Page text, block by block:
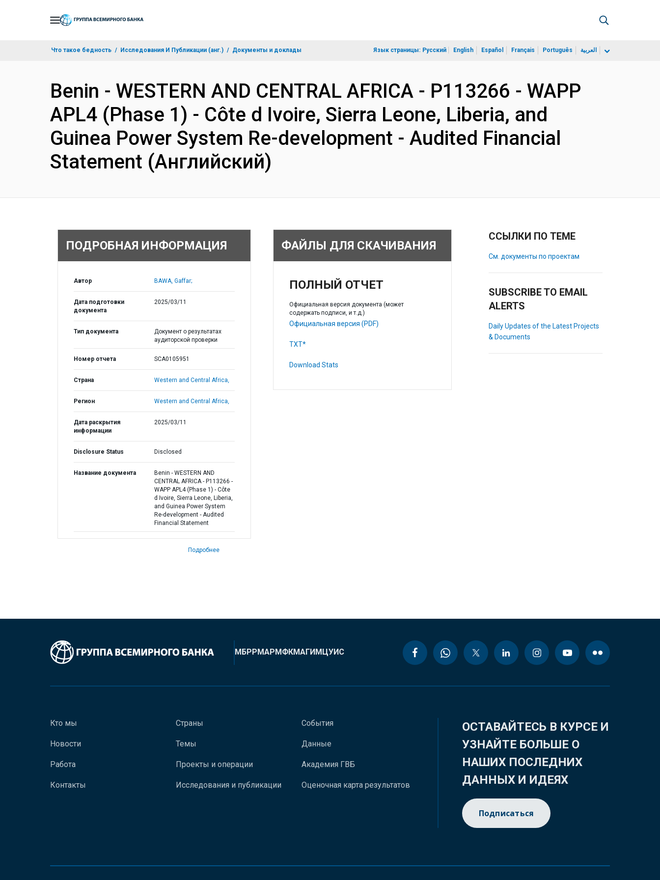
Что такое бедность Исследования И Публикации (анг.) Документы и доклады Язык страницы: Русский English Español Français Português العربية
Benin - WESTERN AND CENTRAL AFRICA - P113266 - WAPP
APL4 (Phase 1) - Côte d Ivoire, Sierra Leone, Liberia, and
Guinea Power System Re-development - Audited Financial
Statement (Английский)
ПОДРОБНАЯ ИНФОРМАЦИЯ
Автор BAWA, Gaffar;
Дата подготовки
документа
2025/03/11
Тип документа
Документ о результатах
аудиторской проверки
Номер отчета SCA0105951
Страна Western and Central Africa,
Регион Western and Central Africa,
Дата раскрытия
информации
2025/03/11
Disclosure Status Disclosed
Название документа
Benin - WESTERN AND
CENTRAL AFRICA - P113266 -
WAPP APL4 (Phase 1) - Côte
d Ivoire, Sierra Leone, Liberia,
and Guinea Power System
Re-development - Audited
Financial Statement
Подробнее
ФАЙЛЫ ДЛЯ СКАЧИВАНИЯ
ПОЛНЫЙ ОТЧЕТ
Официальная версия документа (может
содержать подписи, и т.д.)
Официальная версия (PDF)
TXT*
Download Stats
ССЫЛКИ ПО ТЕМЕ
См. документы по проектам
SUBSCRIBE TO EMAIL
ALERTS
Daily Updates of the Latest Projects
& Documents
МБРРМАРМФКМАГИМЦУИС
Кто мы
Новости
Работа
Контакты
Страны
Темы
Проекты и операции
Исследования и публикации
События
Данные
Академия ГВБ
Оценочная карта результатов
ОСТАВАЙТЕСЬ В КУРСЕ И
УЗНАЙТЕ БОЛЬШЕ О
НАШИХ ПОСЛЕДНИХ
ДАННЫХ И ИДЕЯХ
Подписаться